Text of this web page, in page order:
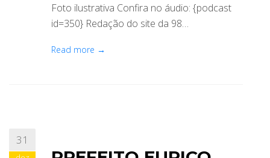
Foto ilustrativa Confira no áudio: {podcast
id=350} Redação do site da 98…
Read more →
31